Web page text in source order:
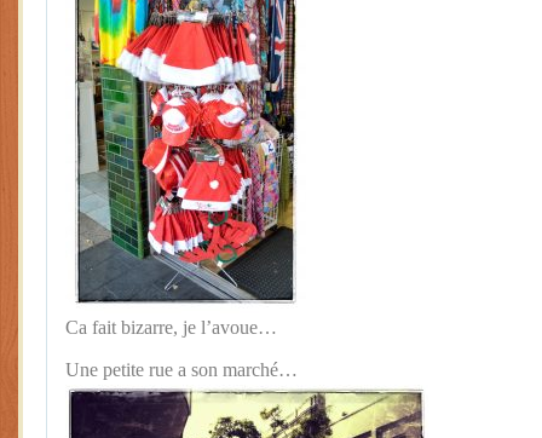
Ca fait bizarre, je l’avoue…
Une petite rue a son marché…